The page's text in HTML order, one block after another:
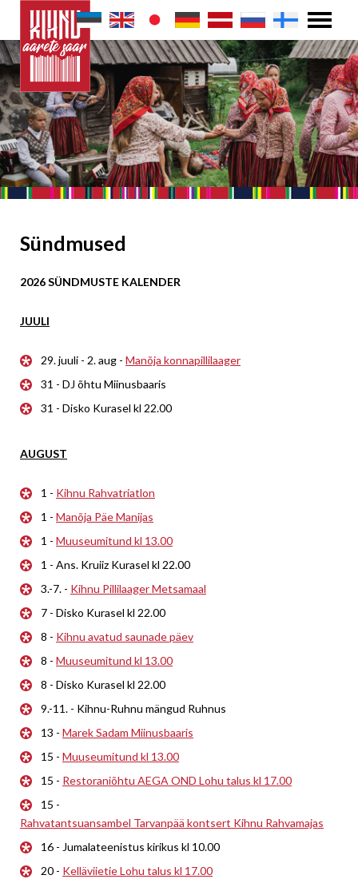
Sündmused
2026 SÜNDMUSTE KALENDER
JUULI
29. juuli - 2. aug - Manõja konnapillilaager
31 - DJ õhtu Miinusbaaris
31 - Disko Kurasel kl 22.00
AUGUST
1 - Kihnu Rahvatriatlon
1 - Manõja Päe Manijas
1 - Muuseumitund kl 13.00
1 - Ans. Kruiiz Kurasel kl 22.00
3.-7. - Kihnu Pillilaager Metsamaal
7 - Disko Kurasel kl 22.00
8 - Kihnu avatud saunade päev
8 - Muuseumitund kl 13.00
8 - Disko Kurasel kl 22.00
9.-11. - Kihnu-Ruhnu mängud Ruhnus
13 - Marek Sadam Miinusbaaris
15 - Muuseumitund kl 13.00
15 - Restoraniõhtu AEGA OND Lohu talus kl 17.00
15 -
Rahvatantsuansambel Tarvanpää kontsert Kihnu Rahvamajas
16 - Jumalateenistus kirikus kl 10.00
20 - Kelläviietie Lohu talus kl 17.00